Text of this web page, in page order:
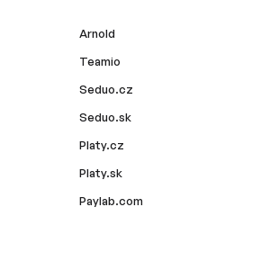
Arnold
Teamio
Seduo.cz
Seduo.sk
Platy.cz
Platy.sk
Paylab.com